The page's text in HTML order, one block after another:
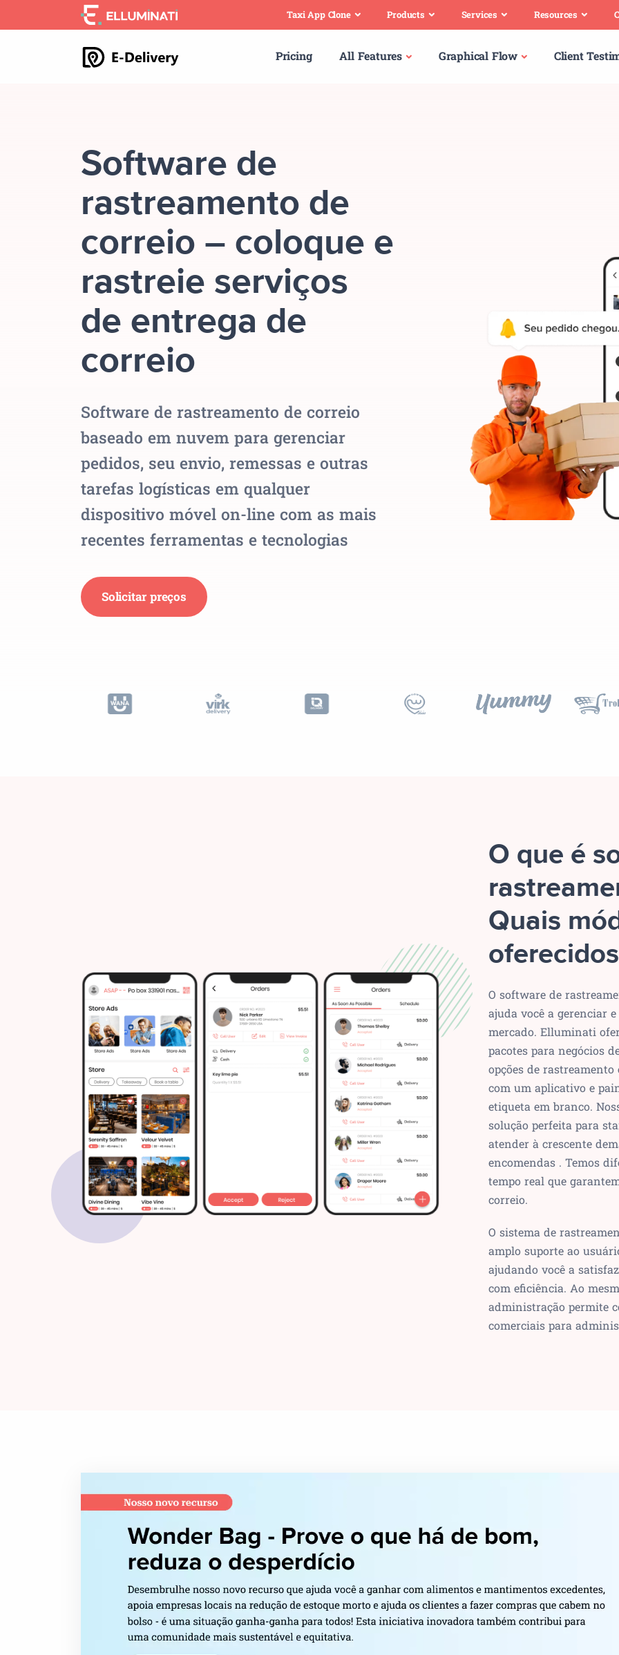
to
Taxi App Clone Products Services Resources
Pricing All Features Graphical Flow Client
Software de
rastreamento de
correio – coloque e
rastreie serviços
de entrega de
correio
Software de rastreamento de correio
baseado em nuvem para gerenciar
pedidos, seu envio, remessas e outras
tarefas logísticas em qualquer
dispositivo móvel on-line com as mais
recentes ferramentas e tecnologias
Solicitar preços
O que é
Quais
O software de
ajuda você a gerenciar
mercado. Elluminati
pacotes para negócios
opções de
com um aplicativo e
etiqueta em branco.
solução perfeita para
atender à crescente
encomendas . Temos
tempo real que
correio.
O sistema de
amplo suporte ao
ajudando você a
com eficiência. Ao
administração permite
comerciais para